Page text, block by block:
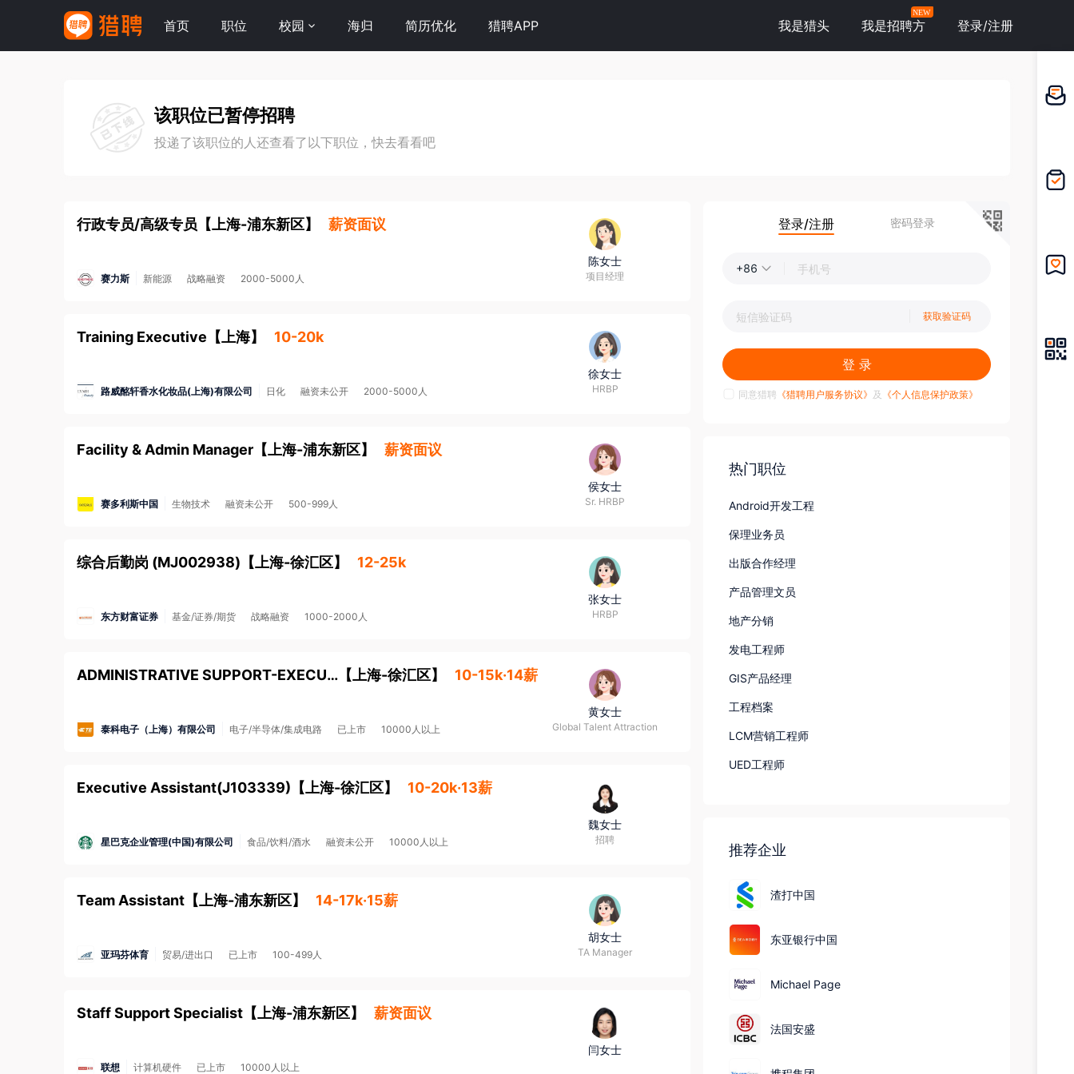
首页 职位 校园 海归 简历优化 猎聘APP 我是猎头 我是招聘方
NEW
登录/注册
该职位已暂停招聘
投递了该职位的人还查看了以下职位，快去看看吧
行政专员/高级专员 【 上海-浦东新区】 薪资面议
赛力斯 新能源 战略融资 2000-5000人
陈女士
项目经理
Training Executive 【 上海】 10-20k
路威酩轩香水化妆品(上海)有限公司 日化 融资未公开 2000-5000人
徐女士
HRBP
Facility & Admin Manager 【 上海-浦东新区】 薪资面议
赛多利斯中国 生物技术 融资未公开 500-999人
侯女士
Sr. HRBP
综合后勤岗 (MJ002938) 【 上海-徐汇区】 12-25k
东方财富证券 基金/证券/期货 战略融资 1000-2000人
张女士
HRBP
ADMINISTRATIVE SUPPORT-EXECUTIVE 【 上海-徐汇区】 10-15k·14薪
泰科电子（上海）有限公司 电子/半导体/集成电路 已上市 10000人以上
黄女士
Global Talent Attraction
Executive Assistant(J103339) 【 上海-徐汇区】 10-20k·13薪
星巴克企业管理(中国)有限公司 食品/饮料/酒水 融资未公开 10000人以上
魏女士
招聘
Team Assistant 【 上海-浦东新区】 14-17k·15薪
亚玛芬体育 贸易/进出口 已上市 100-499人
胡女士
TA Manager
Staff Support Specialist 【 上海-浦东新区】 薪资面议
联想 计算机硬件 已上市 10000人以上
闫女士
登录/注册 密码登录
+86
获取验证码
登 录
同意猎聘 《猎聘用户服务协议》 及 《个人信息保护政策》
热门职位
Android开发工程
保理业务员
出版合作经理
产品管理文员
地产分销
发电工程师
GIS产品经理
工程档案
LCM营销工程师
UED工程师
推荐企业
渣打中国
东亚银行中国
Michael Page
法国安盛